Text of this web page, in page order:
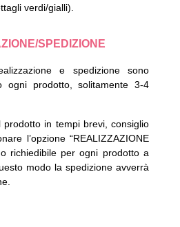
verdi/gialli).
SPEDIZIONE
e spedizione sono
ogni prodotto, solitamente 3-4
in tempi brevi, consiglio
l’opzione “REALIZZAZIONE
o richiedibile per ogni prodotto a
modo la spedizione avverrà